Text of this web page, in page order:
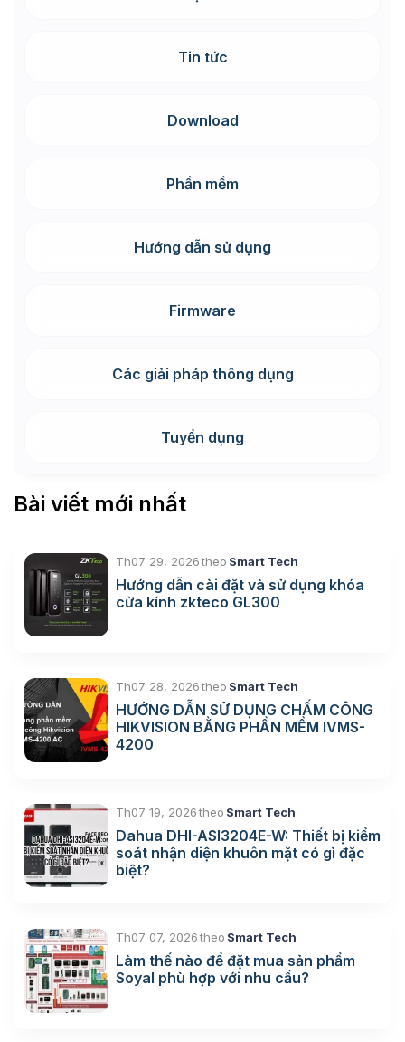
Tin tức
Download
Phần mềm
Hướng dẫn sử dụng
Firmware
Các giải pháp thông dụng
Tuyển dụng
Bài viết mới nhất
Th07 29, 2026theo Smart Tech
Hướng dẫn cài đặt và sử dụng khóa
cửa kính zkteco GL300
Th07 28, 2026theo Smart Tech
HƯỚNG DẪN SỬ DỤNG CHẤM CÔNG
HIKVISION BẰNG PHẦN MỀM IVMS-
4200
Th07 19, 2026theo Smart Tech
Dahua DHI-ASI3204E-W: Thiết bị kiểm
soát nhận diện khuôn mặt có gì đặc
biệt?
Th07 07, 2026theo Smart Tech
Làm thế nào để đặt mua sản phẩm
Soyal phù hợp với nhu cầu?